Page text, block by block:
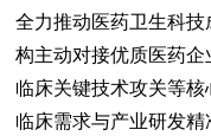
全力推动医药卫生科
构主动对接优质医药企
临床关键技术攻关等
临床需求与产业研发